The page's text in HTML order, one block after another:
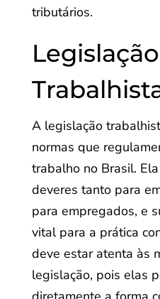
tributários.
Legislação
A legislação
normas que
trabalho no Brasil.
deveres tanto para
para empregados, e
vital para a prática
deve estar atenta às
legislação, pois elas